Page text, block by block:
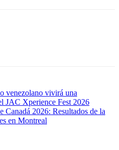
venezolano vivirá una
JAC Xperience Fest 2026
Canadá 2026: Resultados de la
en Montreal